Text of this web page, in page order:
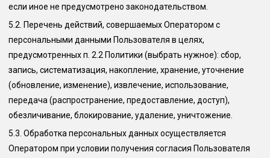
если иное не предусмотрено законодательством.
5.2. Перечень действий, совершаемых Оператором с
персональными данными Пользователя в целях,
предусмотренных п. 2.2 Политики (выбрать нужное): сбор,
запись, систематизация, накопление, хранение, уточнение
(обновление, изменение), извлечение, использование,
передача (распространение, предоставление, доступ),
обезличивание, блокирование, удаление, уничтожение.
5.3. Обработка персональных данных осуществляется
Оператором при условии получения согласия Пользователя